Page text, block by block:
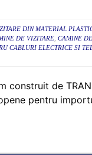
DIN MATERIAL
DE VIZITARE CAMINE
CABLURI ELECTRICE SI
construit de
pentru